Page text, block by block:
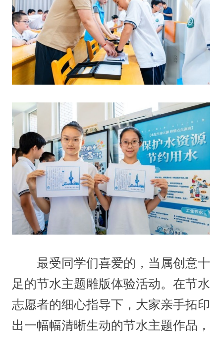
最受同学们喜爱的，当属创意十
足的节水主题雕版体验活动。在节水
志愿者的细心指导下，大家亲手拓印
出一幅幅清晰生动的节水主题作品，